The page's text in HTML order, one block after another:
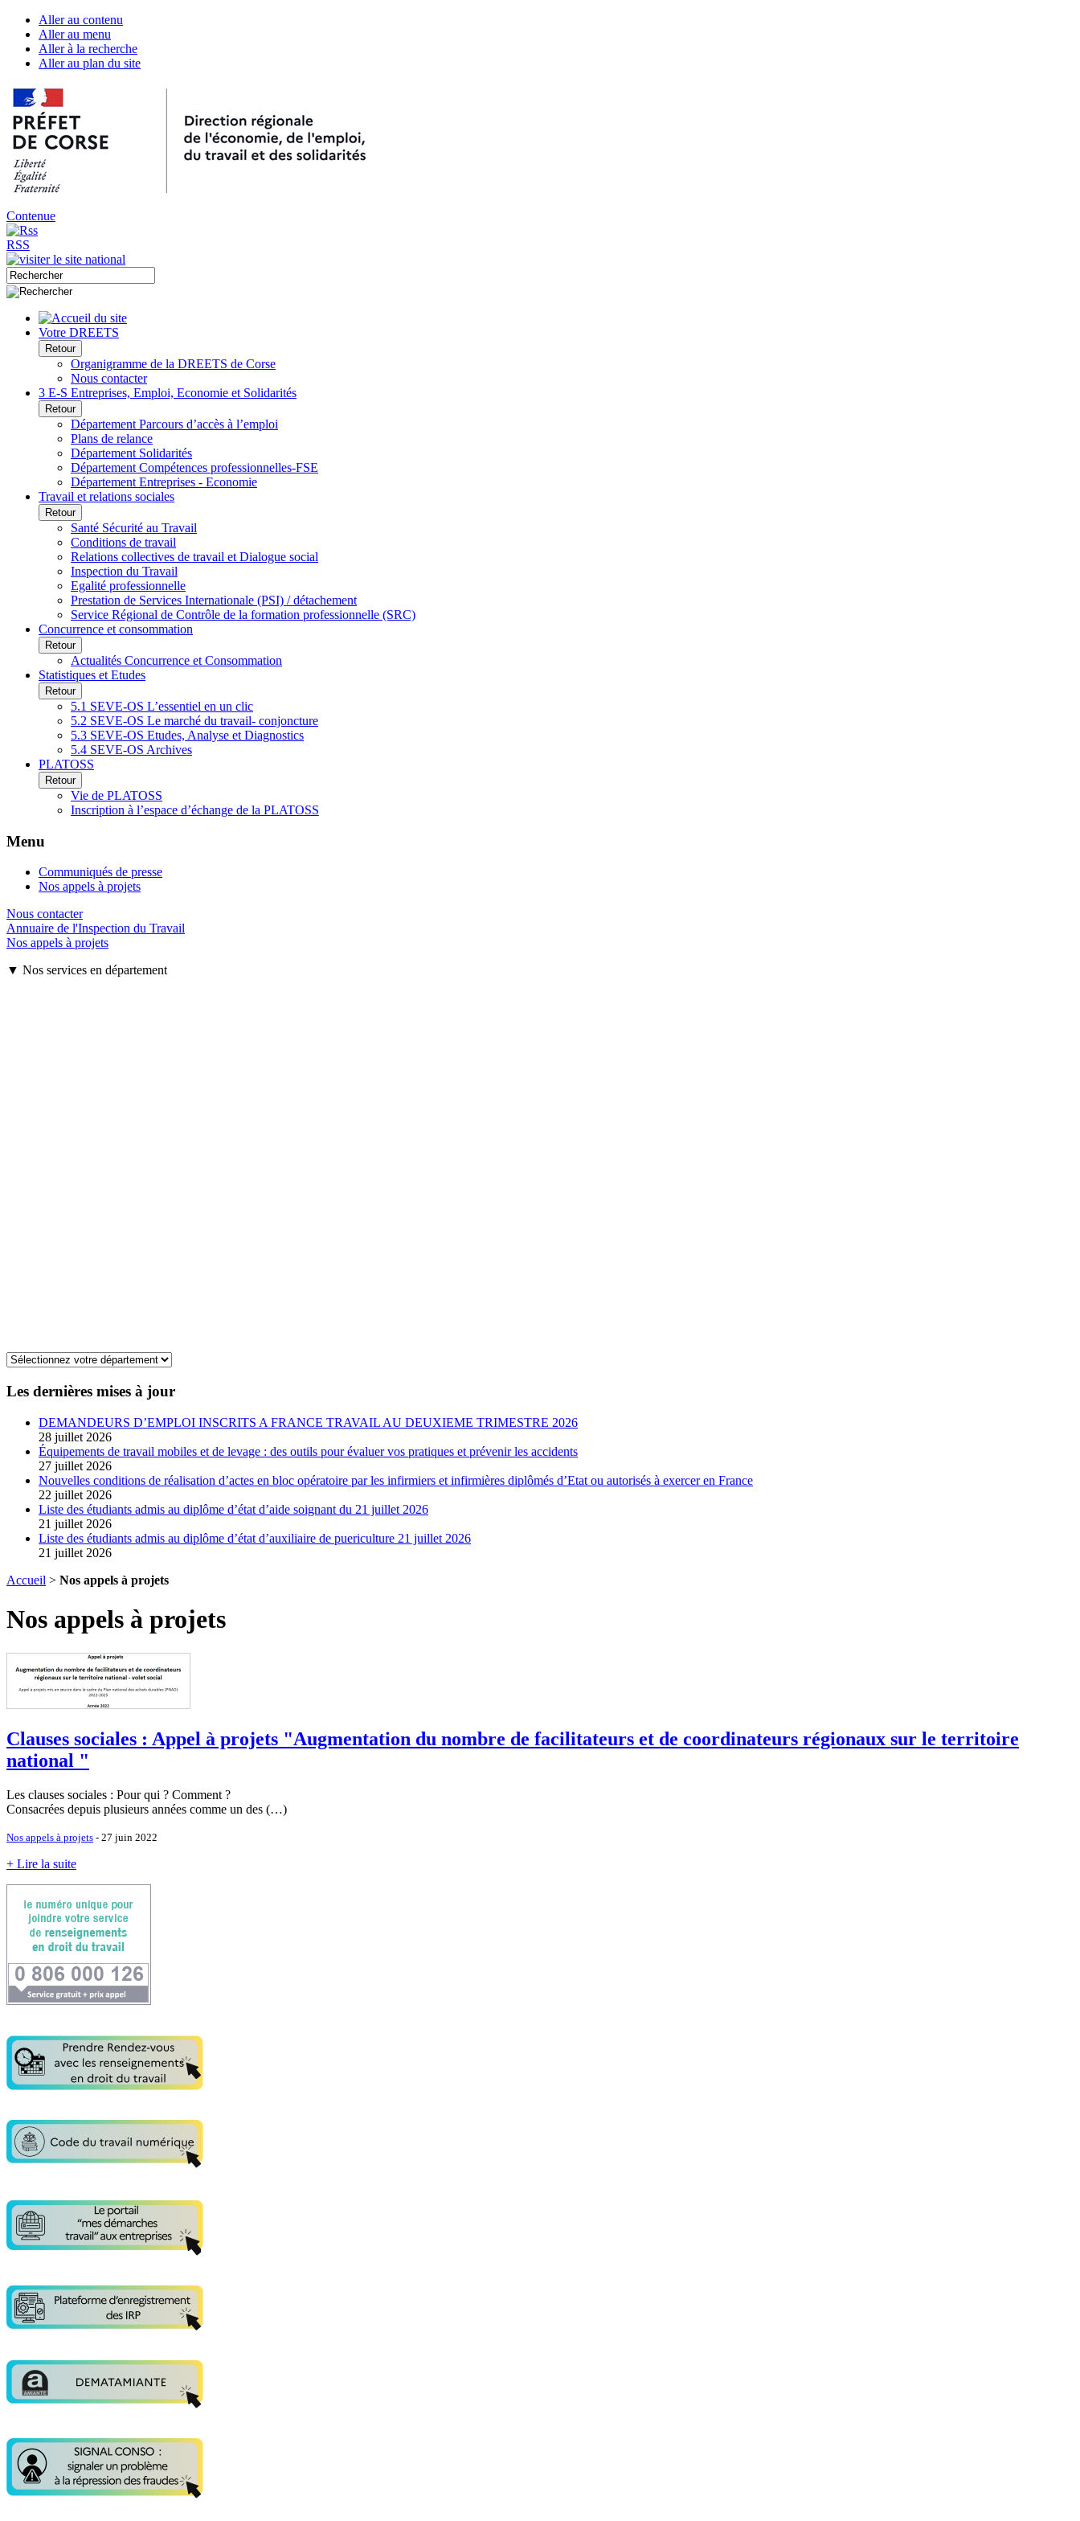
Aller au contenu
Aller au menu
Aller à la recherche
Aller au plan du site
Contenue
RSS
Votre DREETS
Retour
Organigramme de la DREETS de Corse
Nous contacter
3 E-S Entreprises, Emploi, Economie et Solidarités
Retour
Département Parcours d’accès à l’emploi
Plans de relance
Département Solidarités
Département Compétences professionnelles-FSE
Département Entreprises - Economie
Travail et relations sociales
Retour
Santé Sécurité au Travail
Conditions de travail
Relations collectives de travail et Dialogue social
Inspection du Travail
Egalité professionnelle
Prestation de Services Internationale (PSI) / détachement
Service Régional de Contrôle de la formation professionnelle (SRC)
Concurrence et consommation
Retour
Actualités Concurrence et Consommation
Statistiques et Etudes
Retour
5.1 SEVE-OS L’essentiel en un clic
5.2 SEVE-OS Le marché du travail- conjoncture
5.3 SEVE-OS Etudes, Analyse et Diagnostics
5.4 SEVE-OS Archives
PLATOSS
Retour
Vie de PLATOSS
Inscription à l’espace d’échange de la PLATOSS
Menu
Communiqués de presse
Nos appels à projets
Nous contacter
Annuaire de l'Inspection du Travail
Nos appels à projets
▼ Nos services en département
Les dernières mises à jour
DEMANDEURS D’EMPLOI INSCRITS A FRANCE TRAVAIL AU DEUXIEME TRIMESTRE 2026
28 juillet 2026
Équipements de travail mobiles et de levage : des outils pour évaluer vos pratiques et prévenir les accidents
27 juillet 2026
Nouvelles conditions de réalisation d’actes en bloc opératoire par les infirmiers et infirmières diplômés d’Etat ou autorisés à exercer en France
22 juillet 2026
Liste des étudiants admis au diplôme d’état d’aide soignant du 21 juillet 2026
21 juillet 2026
Liste des étudiants admis au diplôme d’état d’auxiliaire de puericulture 21 juillet 2026
21 juillet 2026
Accueil > Nos appels à projets
Nos appels à projets
Clauses sociales : Appel à projets "Augmentation du nombre de facilitateurs et de coordinateurs régionaux sur le territoire
national "
Les clauses sociales : Pour qui ? Comment ?
Consacrées depuis plusieurs années comme un des (…)
Nos appels à projets - 27 juin 2022
+ Lire la suite